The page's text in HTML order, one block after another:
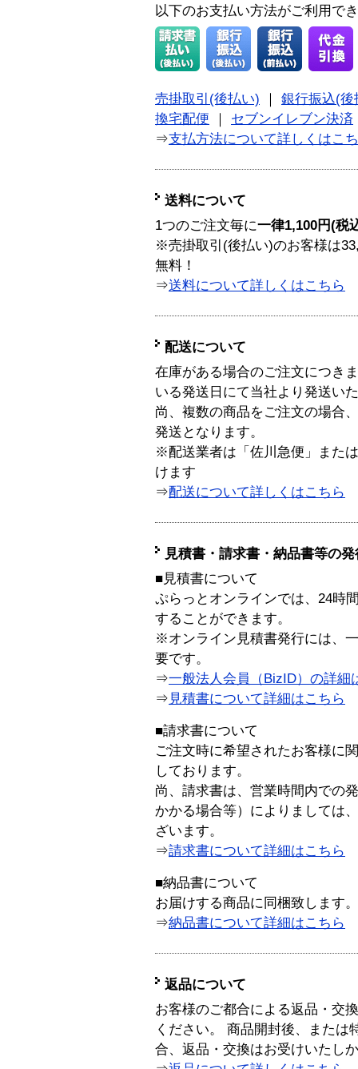
以下のお支払い方法がご利用で
売掛取引(後払い)
銀行振込(後
換宅配便
セブンイレブン決済
⇒支払方法について詳しくはこ
送料について
1つのご注文毎に一律1,100円(税
※売掛取引(後払い)のお客様は
無料！
⇒送料について詳しくはこちら
配送について
在庫がある場合のご注文につき
いる発送日にて当社より発送い
尚、複数の商品をご注文の場合
発送となります。
※配送業者は「佐川急便」また
けます
⇒配送について詳しくはこちら
見積書・請求書・納品書等の
■見積書について
ぷらっとオンラインでは、24時
することができます。
※オンライン見積書発行には、
要です。
⇒一般法人会員（BizID）の詳細
⇒ 見積書について詳細はこちら
■請求書について
ご注文時に希望されたお客様に
しております。
尚、請求書は、営業時間内での
かかる場合等）によりましては
ざいます。
⇒請求書について詳細はこちら
■納品書について
お届けする商品に同梱致します。
⇒納品書について詳細はこちら
返品について
お客様のご都合による返品・交
ください。 商品開封後、または
合、返品・交換はお受けいたし